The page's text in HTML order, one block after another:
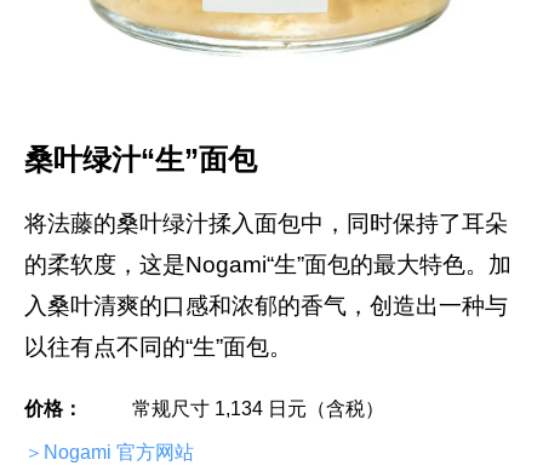
桑叶绿汁“生”面包
将法藤的桑叶绿汁揉入面包中，同时保持了耳朵
的柔软度，这是Nogami“生”面包的最大特色。加
入桑叶清爽的口感和浓郁的香气，创造出一种与
以往有点不同的“生”面包。
价格： 常规尺寸 1,134 日元（含税）
＞Nogami 官方网站